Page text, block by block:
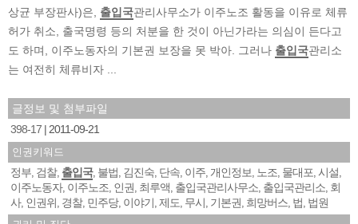
상균 부장판사)은, 출입국관리사무소가 이주노조 활동을 이유로 체류
허가 취소, 출국명령 등의 처분을 한 것이 아닌가라는 의심이 든다고
도 하며, 이주노동자의 기본권 보장을 못 박아. 그러나 출입국관리소
는 여전히 체류비자 ...
글정보 및 첨부파일
398-17
2011-09-21
인권키워드
정부 검찰, 출입국, 불법 김진숙 단속 이주 개인정보 노조 물대포 시설
이주노동자, 이주노조 인권 최루액 출입국관리사무소 출입국관리소 회
사, 인권위 경찰, 민주당, 이야기 제도 무시 기본권 희망버스 법 법원